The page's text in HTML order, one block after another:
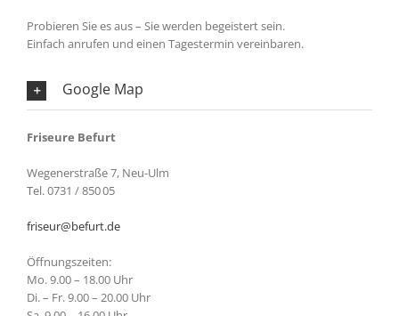
Probieren Sie es aus – Sie werden begeistert sein.
Einfach anrufen und einen Tagestermin vereinbaren.
Google Map
Friseure Befurt
Wegenerstraße 7, Neu-Ulm
Tel. 0731 / 850 05
friseur@befurt.de
Öffnungszeiten:
Mo. 9.00 – 18.00 Uhr
Di. – Fr. 9.00 – 20.00 Uhr